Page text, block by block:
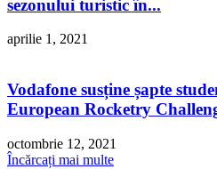
sezonului turistic în...
aprilie 1, 2021
Vodafone susține șapte
European Rocketry
octombrie 12, 2021
Încărcați mai multe